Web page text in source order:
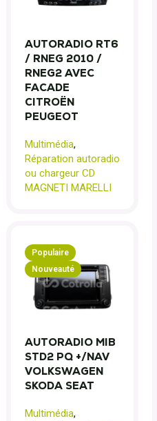
AUTORADIO RT6
/ RNEG 2010 /
RNEG2 AVEC
FACADE
CITROËN
PEUGEOT
Multimédia,
Réparation autoradio
ou chargeur CD
MAGNETI MARELLI
Populaire
Nouveauté
AUTORADIO MIB
STD2 PQ +/NAV
VOLKSWAGEN
SKODA SEAT
Multimédia,